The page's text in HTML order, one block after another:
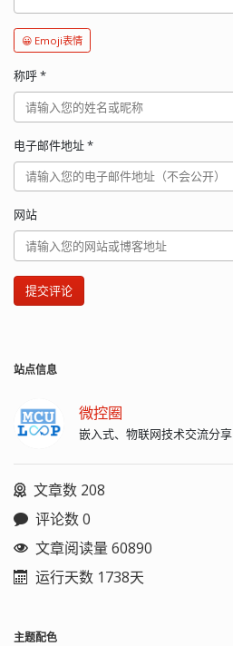
😀 Emoji表情
称呼*
电子邮件地址*
网站
提交评论
站点信息
微控圈
嵌入式、物联网技术交流分享
文章数 208
评论数 0
文章阅读量 60890
运行天数 1738天
主题配色